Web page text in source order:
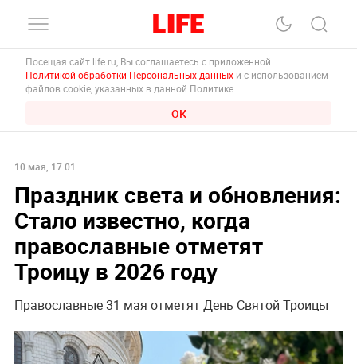
Посещая сайт life.ru, Вы соглашаетесь с приложенной
Политикой обработки Персональных данных и с использованием
файлов cookie, указанных в данной Политике.
ОК
10 мая, 17:01
Праздник света и обновления:
Стало известно, когда
православные отметят
Троицу в 2026 году
Православные 31 мая отметят День Святой Троицы